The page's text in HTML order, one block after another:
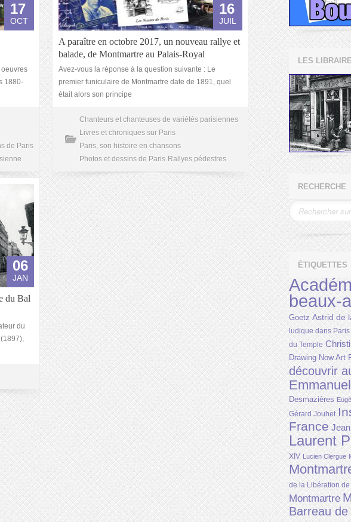
17
OCT
1880-
de Paris
16
JUIL
A paraître en octobre 2017, un nouveau rallye et
balade, de Montmartre au Palais-Royal
Avez-vous la réponse à la question suivante : Le
premier funiculaire de Montmartre date de 1891, quel
était alors son principe
Chanteurs et chanteuses de variétés parisiennes
Livres et chroniques sur Paris
Paris, son histoire en chansons
Photos et dessins de Paris Rallyes pédestres
06
JAN
du Bal
du
LES
RECHERCHE
ÉTIQUETTES
beaux-
Goetz Astrid de
ludique dans Paris
du Temple
Drawing Now Art
découvrir
Desmazières
Gérard Jouhet
France
Laurent
XIV Lucien Clergue
de la Libération
Montmartre
Barreau de